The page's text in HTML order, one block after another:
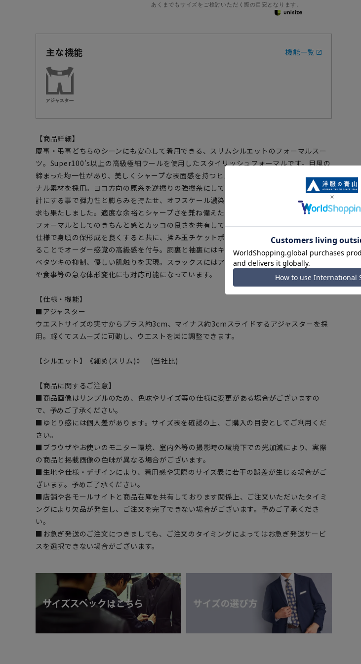
あくまでもサイズをご検討いただく際の目安となります。
主な機能 機能一覧
【商品詳細】
慶事・弔事どちらのシーンにも安心して着用できる、スリムシルエットのフォーマルスー
ツ。Super100's以上の高級極細ウールを使用したスタイリッシュフォーマルです。目風の
締まった均一性があり、美しくシャープな表面感を持つヒルトンフォーマルの為のオリジ
ナル素材を採用。ヨコ方向の原糸を逆撚りの強撚糸にして限界まで打ち込み、超高密度設
計にする事で弾力性と膨らみを持たせ、オフスケール濃染加工による冴えある黒さへの追
求も果たしました。適度な余裕とシャープさを兼ね備えたスタイリッシュな型紙を採用、
フォーマルとしてのきちんと感とカッコの良さを共有しています。オリジナル形状の台場
仕様で身頃の保形成を良くすると共に、揉み玉チケットポケットや松葉カン止めの採用す
ることでオーダー感覚の高級感を付与。胴裏と袖裏にはキュプラを使用、制電性・ムレや
ベタツキの抑制、優しい肌触りを実現。スラックスにはアジャスター機能もあり、座る時
や食事等の急な体形変化にも対応可能になっています。
【仕様・機能】
■アジャスター
ウエストサイズの実寸からプラス約3cm、マイナス約3cmスライドするアジャスターを採
用。軽くてスムーズに可動し、ウエストを楽に調整できます。
【シルエット】《細め(スリム)》 (当社比)
【商品に関するご注意】
■商品画像はサンプルのため、色味やサイズ等の仕様に変更がある場合がございますの
で、予めご了承ください。
■ゆとり感には個人差があります。サイズ表を確認の上、ご購入の目安としてご利用くだ
さい。
■ブラウザやお使いのモニター環境、室内外等の撮影時の環境下での光加減により、実際
の商品と掲載画像の色味が異なる場合がございます。
■生地や仕様・デザインにより、着用感や実際のサイズ表に若干の誤差が生じる場合がご
ざいます。予めご了承ください。
■店舗や各モールサイトと商品在庫を共有しております関係上、ご注文いただいたタイミ
ングにより欠品が発生し、ご注文を完了できない場合がございます。予めご了承くださ
い。
■お急ぎ発送のご注文につきましても、ご注文のタイミングによってはお急ぎ発送サービ
スを選択できない場合がございます。